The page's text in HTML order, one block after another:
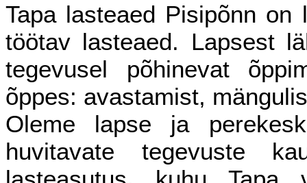
Tapa lasteaed Pisipõnn on
töötav lasteaed. Lapsest
tegevusel põhinevat
õppes: avastamist,
Oleme lapse ja
huvitavate tegevuste